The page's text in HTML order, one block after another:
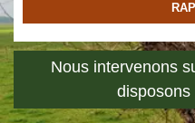
Nous intervenons
disposons